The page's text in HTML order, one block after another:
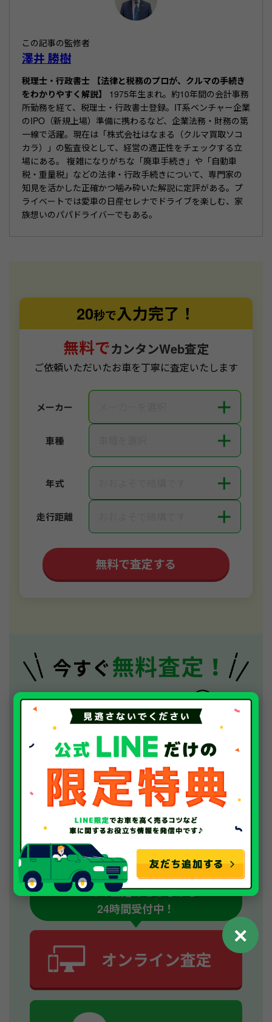
この記事の監修者
澤井 勝樹
税理士・行政書士 【法律と税務のプロが、クルマの手続き
をわかりやすく解説】
1975年生まれ。約10年間の会計事務
所勤務を経て、税理士・行政書士登録。IT系ベンチャー企業
のIPO（新規上場）準備に携わるなど、企業法務・財務の第
一線で活躍。現在は「株式会社はなまる（クルマ買取ソコ
カラ）」の監査役として、経営の適正性をチェックする立
場にある。 複雑になりがちな「廃車手続き」や「自動車
税・重量税」などの法律・行政手続きについて、専門家の
知見を活かした正確かつ噛み砕いた解説に定評がある。プ
ライベートでは愛車の日産セレナでドライブを楽しむ、家
族想いのパパドライバーでもある。
20秒で入力完了！
無料でカンタンWeb査定
ご依頼いただいたお車を丁寧に査定いたします
メーカー ＋
車種 ＋
年式 ＋
走行距離 ＋
無料で査定する
お電話で今すぐ査定！
WEBでの査定はこちらから！
24時間受付中！
✕